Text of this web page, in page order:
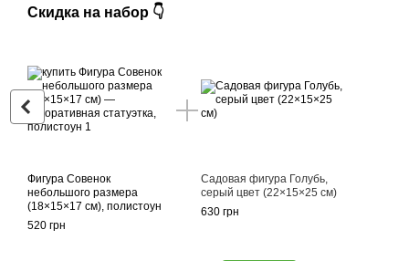
Скидка на набор 👇
Фигура Совенок
небольшого размера
(18×15×17 см), полистоун
520 грн
Садовая фигура Голубь,
серый цвет (22×15×25 см)
630 грн